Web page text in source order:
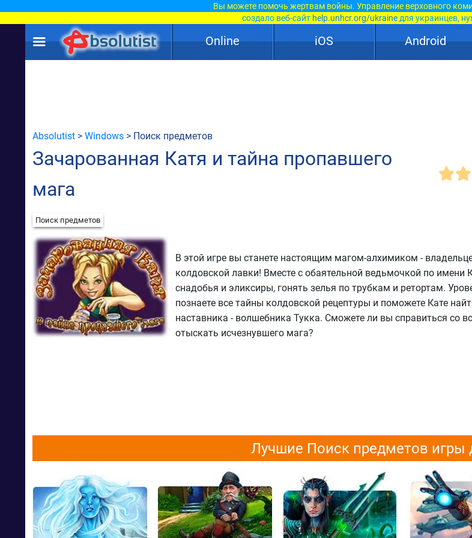
Вы можете помочь жертвам войны. Управление верховного
создало веб-сайт help.unhcr.org/ukraine для украинцев,
Online iOS Android
Absolutist > Windows > Поиск предметов
Зачарованная Катя и тайна пропавшего
мага
Поиск предметов
В этой игре вы станете настоящим магом-алхимиком -
колдовской лавки! Вместе с обаятельной ведьмочкой по имени
снадобья и эликсиры, гонять зелья по трубкам и ретортам.
познаете все тайны колдовской рецептуры и поможете Кате
наставника - волшебника Тукка. Сможете ли вы справиться со
отыскать исчезнувшего мага?
Лучшие Поиск предметов игры